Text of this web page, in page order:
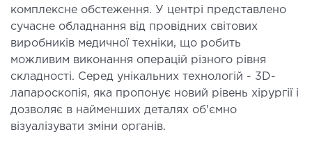
косметологія
косметологія
косметологія
епіляція
косметологія
комплексне обстеження. У центрі представлено
сучасне обладнання від провідних світових
виробників медичної техніки, що робить
можливим виконання операцій різного рівня
складності. Серед унікальних технологій - 3D-
лапароскопія, яка пропонує новий рівень хірургії і
дозволяє в найменших деталях об'ємно
візуалізувати зміни органів.